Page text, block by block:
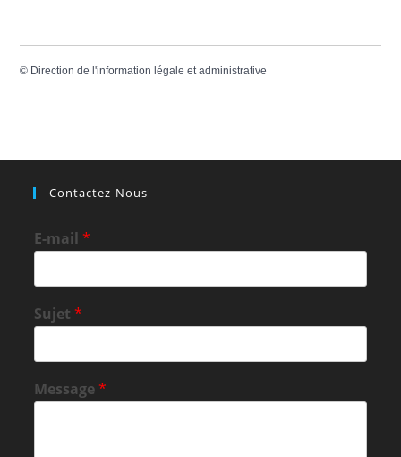
© Direction de l'information légale et administrative
Contactez-Nous
E-mail*
Sujet*
Message*